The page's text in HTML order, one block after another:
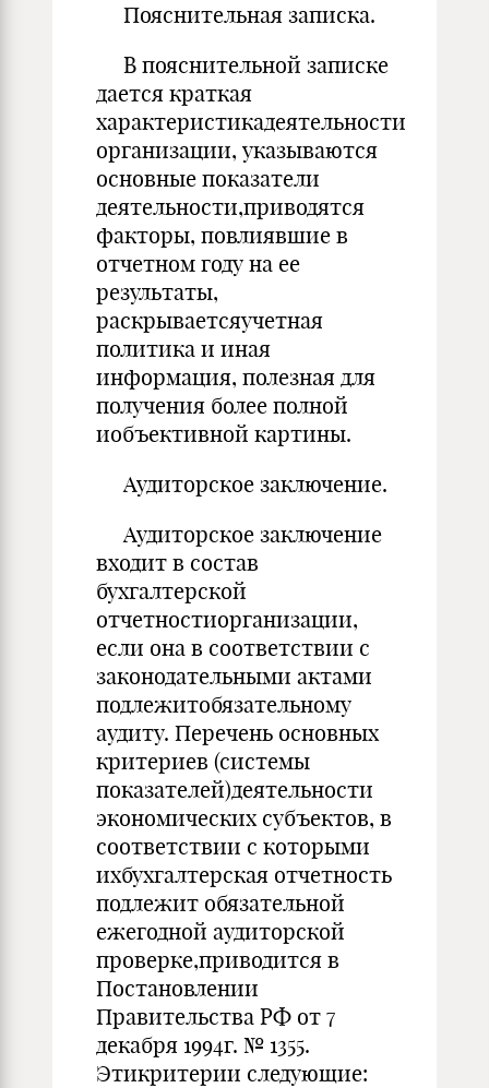
Пояснительная записка.
В пояснительной записке
дается краткая
характеристикадеятельности
организации, указываются
основные показатели
деятельности,приводятся
факторы, повлиявшие в
отчетном году на ее
результаты,
раскрываетсяучетная
политика и иная
информация, полезная для
получения более полной
иобъективной картины.
Аудиторское заключение.
Аудиторское заключение
входит в состав
бухгалтерской
отчетностиорганизации,
если она в соответствии с
законодательными актами
подлежитобязательному
аудиту. Перечень основных
критериев (системы
показателей)деятельности
экономических субъектов, в
соответствии с которыми
ихбухгалтерская отчетность
подлежит обязательной
ежегодной аудиторской
проверке,приводится в
Постановлении
Правительства РФ от 7
декабря 1994г. № 1355.
Этикритерии следующие: